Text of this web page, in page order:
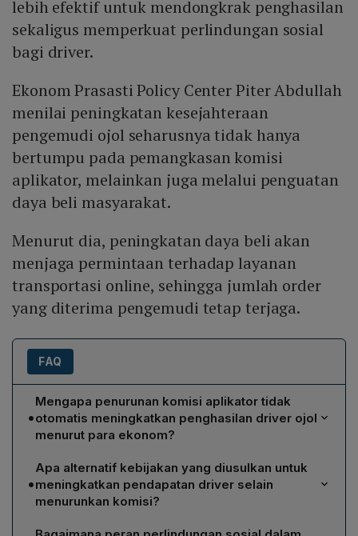
lebih efektif untuk mendongkrak penghasilan
sekaligus memperkuat perlindungan sosial
bagi driver.
Ekonom Prasasti Policy Center Piter Abdullah
menilai peningkatan kesejahteraan
pengemudi ojol seharusnya tidak hanya
bertumpu pada pemangkasan komisi
aplikator, melainkan juga melalui penguatan
daya beli masyarakat.
Menurut dia, peningkatan daya beli akan
menjaga permintaan terhadap layanan
transportasi online, sehingga jumlah order
yang diterima pengemudi tetap terjaga.
FAQ
•
Mengapa penurunan komisi aplikator tidak
otomatis meningkatkan penghasilan driver ojol
menurut para ekonom?
Penurunan komisi aplikator dari 20 % menjadi 8 %
memang mengurangi potongan yang diambil platform,
namun pendapatan driver utama tetap berasal dari tarif
memengaruhi margin keuntungan platform, sehingga
•
Apa alternatif kebijakan yang diusulkan untuk
meningkatkan pendapatan driver selain
menurunkan komisi?
Ekonom menyarankan dua langkah utama: pertama,